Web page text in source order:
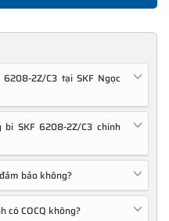
2Z/C3 tại SKF Ngọc
SKF 6208-2Z/C3 chính
bảo không?
có COCQ không?